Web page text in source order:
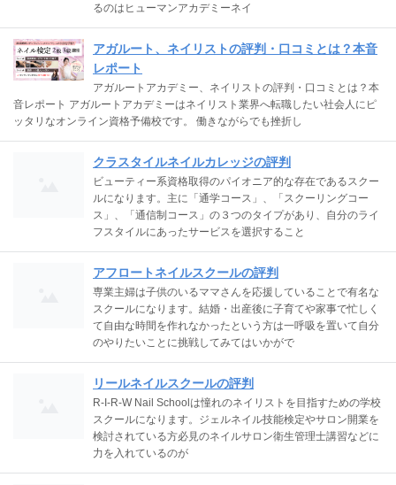
るのはヒューマンアカデミーネイ
アガルート、ネイリストの評判・口コミとは？本音
レポート
アガルートアカデミー、ネイリストの評判・口コミとは？本
音レポート アガルートアカデミーはネイリスト業界へ転職したい社会人にピ
ッタリなオンライン資格予備校です。 働きながらでも挫折し
クラスタイルネイルカレッジの評判
ビューティー系資格取得のパイオニア的な存在であるスクー
ルになります。主に「通学コース」、「スクーリングコー
ス」、「通信制コース」の３つのタイプがあり、自分のライ
フスタイルにあったサービスを選択すること
アフロートネイルスクールの評判
専業主婦は子供のいるママさんを応援していることで有名な
スクールになります。結婚・出産後に子育てや家事で忙しく
て自由な時間を作れなかったという方は一呼吸を置いて自分
のやりたいことに挑戦してみてはいかがで
リールネイルスクールの評判
R-I-R-W Nail Schoolは憧れのネイリストを目指すための学校
スクールになります。ジェルネイル技能検定やサロン開業を
検討されている方必見のネイルサロン衛生管理士講習などに
力を入れているのが